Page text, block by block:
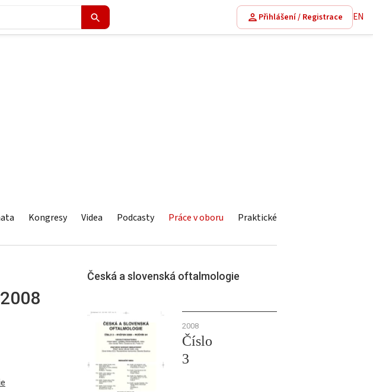
Přihlášení / Registrace EN
Kongresy Videa Podcasty Práce v oboru Praktické
Česká a slovenská oftalmologie
2008
Číslo
3